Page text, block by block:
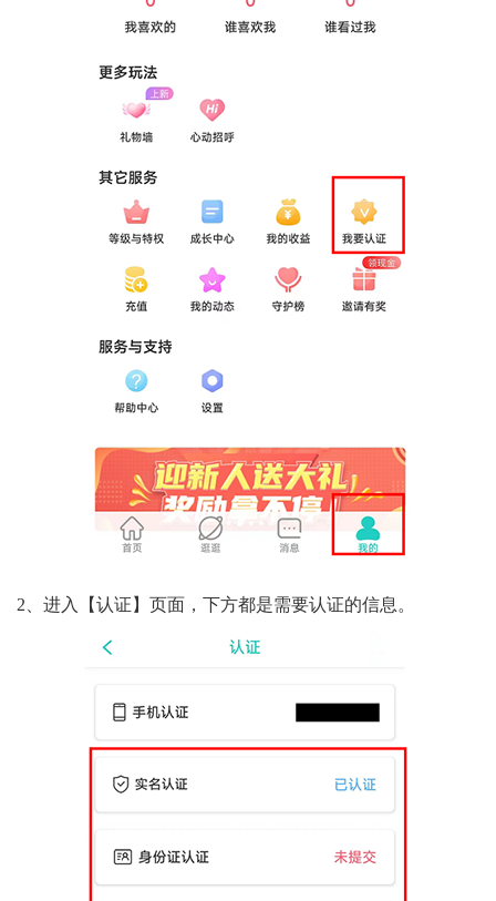
2、进入【认证】页面，下方都是需要认证的信息。